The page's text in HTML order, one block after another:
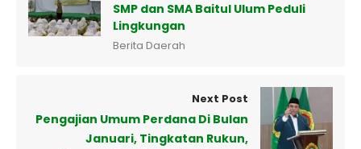
SMP dan SMA Baitul Ulum Peduli
Lingkungan
Berita Daerah
Next Post
Pengajian Umum Perdana Di Bulan
Januari, Tingkatan Rukun,